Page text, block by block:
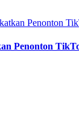
Penonton